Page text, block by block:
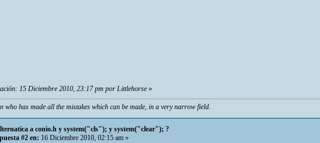
15 Diciembre 2010, 23:17 pm por Littlehorse »
who has made all the mistakes which can be made, in a very narrow field.
a conio.h y system("cls"); y system("clear"); ?
#2 en:16 Diciembre 2010, 02:15 am »